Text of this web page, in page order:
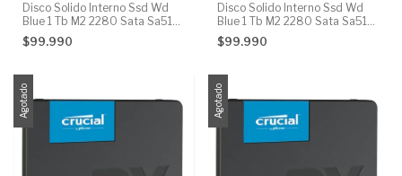
Disco Solido Interno Ssd Wd
Blue 1 Tb M2 2280 Sata Sa510
1tb
$99.990
Disco Solido Interno Ssd Wd
Blue 1 Tb M2 2280 Sata Sa510
1tb
$99.990
Agotado Agotado